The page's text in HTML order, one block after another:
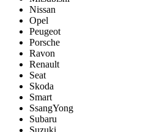
Nissan
Opel
Peugeot
Porsche
Ravon
Renault
Seat
Skoda
Smart
SsangYong
Subaru
Suzuki